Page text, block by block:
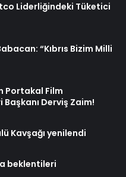
Liderliğindeki Tüketici
“Kıbrıs Bizim Milli
Portakal Film
Başkanı Derviş Zaim!
Kavşağı yenilendi
beklentileri